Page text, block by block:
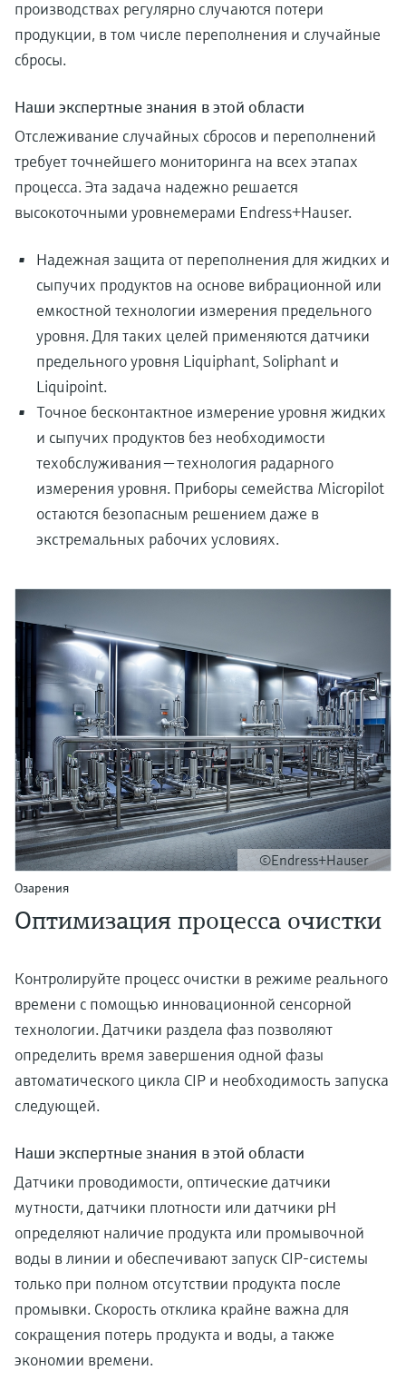
производствах регулярно случаются потери
продукции, в том числе переполнения и случайные
сбросы.
Наши экспертные знания в этой области
Отслеживание случайных сбросов и переполнений
требует точнейшего мониторинга на всех этапах
процесса. Эта задача надежно решается
высокоточными уровнемерами Endress+Hauser.
Надежная защита от переполнения для жидких и
сыпучих продуктов на основе вибрационной или
емкостной технологии измерения предельного
уровня. Для таких целей применяются датчики
предельного уровня Liquiphant, Soliphant и
Liquipoint.
Точное бесконтактное измерение уровня жидких
и сыпучих продуктов без необходимости
техобслуживания — технология радарного
измерения уровня. Приборы семейства Micropilot
остаются безопасным решением даже в
экстремальных рабочих условиях.
©Endress+Hauser
Озарения
Оптимизация процесса очистки
Контролируйте процесс очистки в режиме реального
времени с помощью инновационной сенсорной
технологии. Датчики раздела фаз позволяют
определить время завершения одной фазы
автоматического цикла CIP и необходимость запуска
следующей.
Наши экспертные знания в этой области
Датчики проводимости, оптические датчики
мутности, датчики плотности или датчики pH
определяют наличие продукта или промывочной
воды в линии и обеспечивают запуск CIP-системы
только при полном отсутствии продукта после
промывки. Скорость отклика крайне важна для
сокращения потерь продукта и воды, а также
экономии времени.